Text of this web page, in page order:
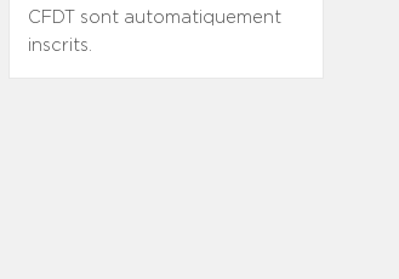
CFDT sont automatiquement
inscrits.